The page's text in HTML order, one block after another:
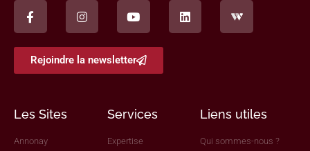
Rejoindre la newsletter
Les Sites
Annonay
Services
Expertise
Liens utiles
Qui sommes-nous ?